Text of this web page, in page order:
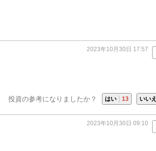
2023年10月30日 17:57
投資の参考になりましたか？ はい 13 いいえ
2023年10月30日 09:10